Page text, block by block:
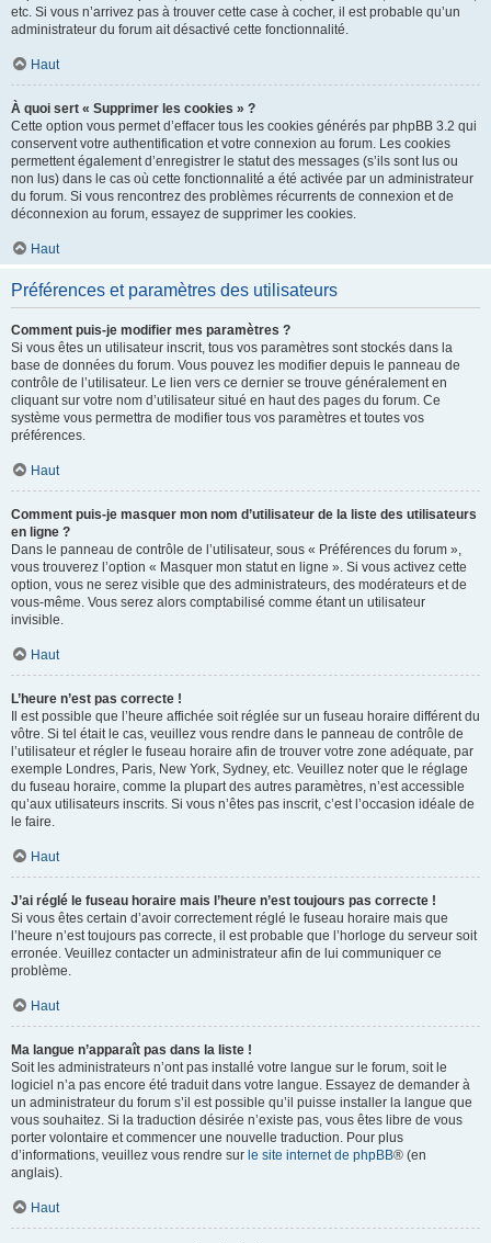
etc. Si vous n’arrivez pas à trouver cette case à cocher, il est probable qu’un
administrateur du forum ait désactivé cette fonctionnalité.
Haut
À quoi sert « Supprimer les cookies » ?
Cette option vous permet d’effacer tous les cookies générés par phpBB 3.2 qui
conservent votre authentification et votre connexion au forum. Les cookies
permettent également d’enregistrer le statut des messages (s’ils sont lus ou
non lus) dans le cas où cette fonctionnalité a été activée par un administrateur
du forum. Si vous rencontrez des problèmes récurrents de connexion et de
déconnexion au forum, essayez de supprimer les cookies.
Haut
Préférences et paramètres des utilisateurs
Comment puis-je modifier mes paramètres ?
Si vous êtes un utilisateur inscrit, tous vos paramètres sont stockés dans la
base de données du forum. Vous pouvez les modifier depuis le panneau de
contrôle de l’utilisateur. Le lien vers ce dernier se trouve généralement en
cliquant sur votre nom d’utilisateur situé en haut des pages du forum. Ce
système vous permettra de modifier tous vos paramètres et toutes vos
préférences.
Haut
Comment puis-je masquer mon nom d’utilisateur de la liste des utilisateurs
en ligne ?
Dans le panneau de contrôle de l’utilisateur, sous « Préférences du forum »,
vous trouverez l’option « Masquer mon statut en ligne ». Si vous activez cette
option, vous ne serez visible que des administrateurs, des modérateurs et de
vous-même. Vous serez alors comptabilisé comme étant un utilisateur
invisible.
Haut
L’heure n’est pas correcte !
Il est possible que l’heure affichée soit réglée sur un fuseau horaire différent du
vôtre. Si tel était le cas, veuillez vous rendre dans le panneau de contrôle de
l’utilisateur et régler le fuseau horaire afin de trouver votre zone adéquate, par
exemple Londres, Paris, New York, Sydney, etc. Veuillez noter que le réglage
du fuseau horaire, comme la plupart des autres paramètres, n’est accessible
qu’aux utilisateurs inscrits. Si vous n’êtes pas inscrit, c’est l’occasion idéale de
le faire.
Haut
J’ai réglé le fuseau horaire mais l’heure n’est toujours pas correcte !
Si vous êtes certain d’avoir correctement réglé le fuseau horaire mais que
l’heure n’est toujours pas correcte, il est probable que l’horloge du serveur soit
erronée. Veuillez contacter un administrateur afin de lui communiquer ce
problème.
Haut
Ma langue n’apparaît pas dans la liste !
Soit les administrateurs n’ont pas installé votre langue sur le forum, soit le
logiciel n’a pas encore été traduit dans votre langue. Essayez de demander à
un administrateur du forum s’il est possible qu’il puisse installer la langue que
vous souhaitez. Si la traduction désirée n’existe pas, vous êtes libre de vous
porter volontaire et commencer une nouvelle traduction. Pour plus
d’informations, veuillez vous rendre sur le site internet de phpBB® (en
anglais).
Haut